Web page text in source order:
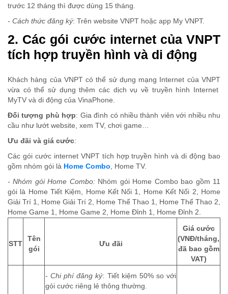
trước 12 tháng thì được dùng 15 tháng.
- Cách thức đăng ký: Trên website VNPT hoặc app My VNPT.
2. Các gói cước internet của VNPT
tích hợp truyền hình và di động
Khách hàng của VNPT có thể sử dụng mạng Internet của VNPT
vừa có thể sử dụng thêm các dịch vụ về truyền hình Internet
MyTV và di động của VinaPhone.
Đối tượng phù hợp: Gia đình có nhiều thành viên với nhiều nhu
cầu như lướt website, xem TV, chơi game…
Ưu đãi và giá cước:
Các gói cước internet VNPT tích hợp truyền hình và di động bao
gồm nhóm gói là Home Combo , Home TV.
- Nhóm gói Home Combo: Nhóm gói Home Combo bao gồm 11
gói là Home Tiết Kiệm, Home Kết Nối 1, Home Kết Nối 2, Home
Giải Trí 1, Home Giải Trí 2, Home Thể Thao 1, Home Thể Thao 2,
Home Game 1, Home Game 2, Home Đỉnh 1, Home Đỉnh 2.
STT
Tên
gói
Ưu đãi
Giá cước
(VNĐ/tháng,
đã bao gồm
VAT)
-Chi phí đăng ký: Tiết kiệm 50% so với
gói cước riêng lẻ thông thường.